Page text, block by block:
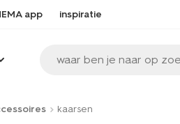
app inspiratie
waar ben je naar op
kaarsen